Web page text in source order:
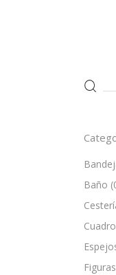
Search
for:
Baño